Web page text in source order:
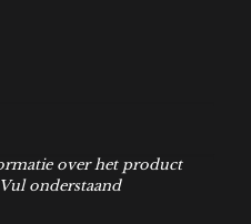
over het product
onderstaand